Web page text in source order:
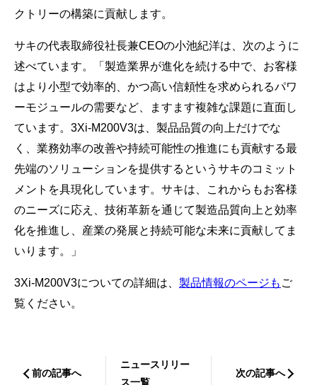
クトリーの構築に貢献します。
サキの代表取締役社長兼CEOの小池紀洋は、次のように
述べています。「製造業界が進化を続ける中で、お客様
はより小型で効率的、かつ高い信頼性を求められるパワ
ーモジュールの需要など、ますます複雑な課題に直面し
ています。3Xi-M200V3は、製品品質の向上だけでな
く、業務効率の改善や持続可能性の推進にも貢献する最
先端のソリューションを提供するというサキのコミット
メントを具現化しています。サキは、これからもお客様
のニーズに応え、技術革新を通じて製造品質向上と効率
化を推進し、産業の発展と持続可能な未来に貢献してま
いります。」
3Xi-M200V3についての詳細は、 製品情報のページも ご
覧ください。
前の記事へ
ニュースリリー
ス一覧
次の記事へ